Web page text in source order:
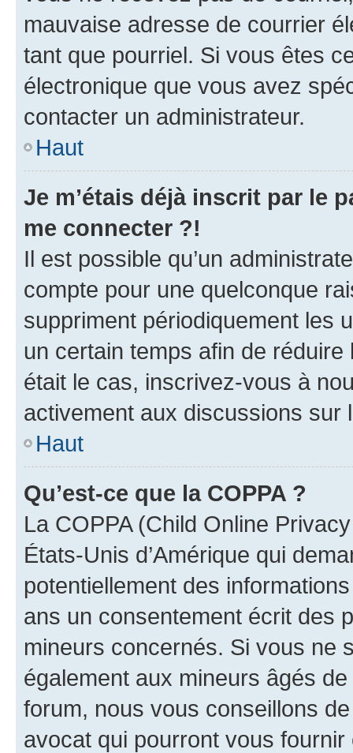
mauvaise adresse de courrier
tant que pourriel. Si vous êtes
électronique que vous avez
contacter un administrateur.
Haut
Je m’étais déjà inscrit par le
me connecter ?!
Il est possible qu’un
compte pour une quelconque
suppriment périodiquement les
un certain temps afin de
était le cas, inscrivez-vous à
activement aux discussions sur
Haut
Qu’est-ce que la COPPA ?
La COPPA (Child Online
États-Unis d’Amérique qui
potentiellement des
ans un consentement écrit des
mineurs concernés. Si vous ne
également aux mineurs âgés
forum, nous vous conseillons
avocat qui pourront vous